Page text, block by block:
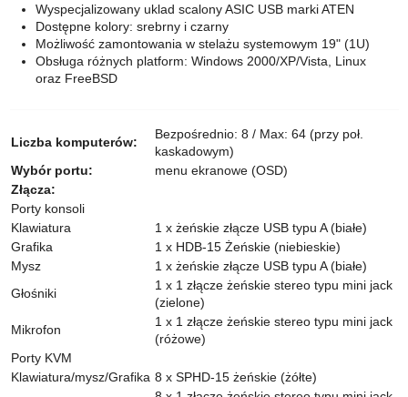
Wyspecjalizowany uklad scalony ASIC USB marki ATEN
Dostępne kolory: srebrny i czarny
Możliwość zamontowania w stelażu systemowym 19​​" (1U)
Obsługa różnych platform: Windows 2000/XP/Vista, Linux
oraz FreeBSD
Liczba komputerów:
Bezpośrednio: 8 / Max: 64 (przy poł.
kaskadowym)
Wybór portu:
menu ekranowe (OSD)
Złącza:
Porty konsoli
Klawiatura
1 x żeńskie złącze USB typu A (białe)
Grafika
1 x HDB-15 Żeńskie (niebieskie)
Mysz
1 x żeńskie złącze USB typu A (białe)
Głośniki
1 x 1 złącze żeńskie stereo typu mini jack
(zielone)
Mikrofon
1 x 1 złącze żeńskie stereo typu mini jack
(różowe)
Porty KVM
Klawiatura/mysz/Grafika 8 x SPHD-15 żeńskie (żółte)